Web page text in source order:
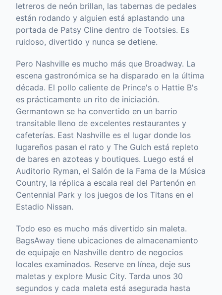
letreros de neón brillan, las tabernas de pedales
están rodando y alguien está aplastando una
portada de Patsy Cline dentro de Tootsies. Es
ruidoso, divertido y nunca se detiene.
Pero Nashville es mucho más que Broadway. La
escena gastronómica se ha disparado en la última
década. El pollo caliente de Prince's o Hattie B's
es prácticamente un rito de iniciación.
Germantown se ha convertido en un barrio
transitable lleno de excelentes restaurantes y
cafeterías. East Nashville es el lugar donde los
lugareños pasan el rato y The Gulch está repleto
de bares en azoteas y boutiques. Luego está el
Auditorio Ryman, el Salón de la Fama de la Música
Country, la réplica a escala real del Partenón en
Centennial Park y los juegos de los Titans en el
Estadio Nissan.
Todo eso es mucho más divertido sin maleta.
BagsAway tiene ubicaciones de almacenamiento
de equipaje en Nashville dentro de negocios
locales examinados. Reserve en línea, deje sus
maletas y explore Music City. Tarda unos 30
segundos y cada maleta está asegurada hasta